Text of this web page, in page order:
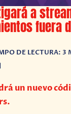
a
fuera
DE LECTURA: 3
un nuevo